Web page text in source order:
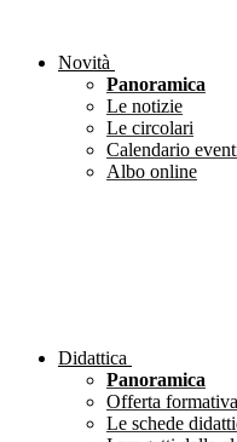
Novità
Panoramica
Le notizie
Le circolari
Calendario
Albo online
Didattica
Panoramica
Offerta formativa
Le schede